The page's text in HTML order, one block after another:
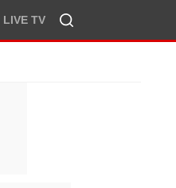
LIVE TV